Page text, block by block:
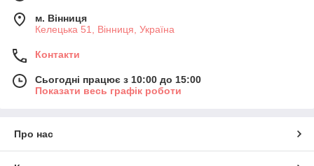
м. Вінниця
Келецька 51, Вінниця, Україна
Контакти
Сьогодні працює з 10:00 до 15:00
Показати весь графік роботи
Про нас